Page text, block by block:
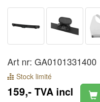
Art nr: GA0101331400
Stock limité
159,- TVA incl